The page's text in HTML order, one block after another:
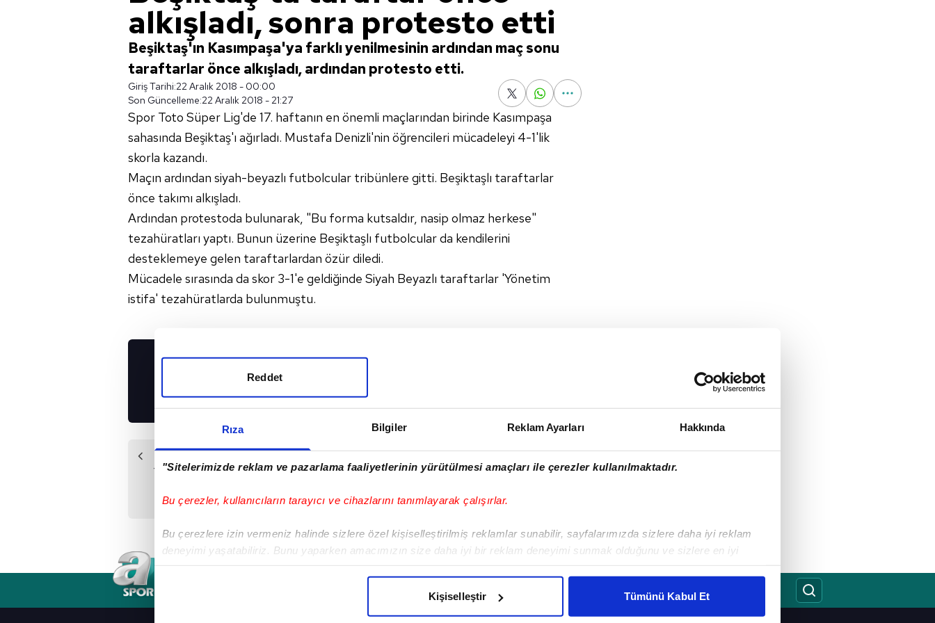
Rıza Bilgiler Reklam Ayarları Hakkında
"Sitelerimizde reklam ve pazarlama faaliyetlerinin yürütülmesi amaçları ile çerezler kullanılmaktadır.
Bu çerezler, kullanıcıların tarayıcı ve cihazlarını tanımlayarak çalışırlar.
Bu çerezlere izin vermeniz halinde sizlere özel kişiselleştirilmiş reklamlar sunabilir, sayfalarımızda sizlere daha iyi reklam
deneyimi yaşatabiliriz. Bunu yaparken amacımızın size daha iyi bir reklam deneyimi sunmak olduğunu ve sizlere en iyi
Her halükârda, kullanıcılar, bu çerezlere izin vermedikleri takdirde, kullanıcılara hedefli reklamlar gösterilmeyecektir."
Reddet
Kişiselleştir Tümünü Kabul Et
alkışladı, sonra protesto etti
Beşiktaş'ın Kasımpaşa'ya farklı yenilmesinin ardından maç sonu
taraftarlar önce alkışladı, ardından protesto etti.
Giriş Tarihi:22 Aralık 2018 - 00:00
Son Güncelleme:22 Aralık 2018 - 21:27
Spor Toto Süper Lig'de 17. haftanın en önemli maçlarından birinde Kasımpaşa
sahasında Beşiktaş'ı ağırladı. Mustafa Denizli'nin öğrencileri mücadeleyi 4-1'lik
skorla kazandı.
Maçın ardından siyah-beyazlı futbolcular tribünlere gitti. Beşiktaşlı taraftarlar
önce takımı alkışladı.
Ardından protestoda bulunarak, "Bu forma kutsaldır, nasip olmaz herkese"
tezahüratları yaptı. Bunun üzerine Beşiktaşlı futbolcular da kendilerini
desteklemeye gelen taraftarlardan özür diledi.
Mücadele sırasında da skor 3-1'e geldiğinde Siyah Beyazlı taraftarlar 'Yönetim
istifa' tezahüratlarda bulunmuştu.
UYGULAMALARIMIZI
Önceki Haber
Yönetim&Babel bir
Sonraki Haber
Adriano cezalı
GIZLILIK BILDIRIMI KÜNYE / İLETIŞIM